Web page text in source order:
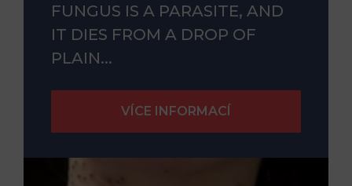
FUNGUS IS A PARASITE, AND
IT DIES FROM A DROP OF
PLAIN...